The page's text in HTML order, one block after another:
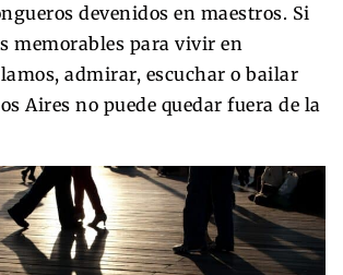
devenidos en maestros. Si
memorables para vivir en
admirar, escuchar o bailar
Aires no puede quedar fuera de la